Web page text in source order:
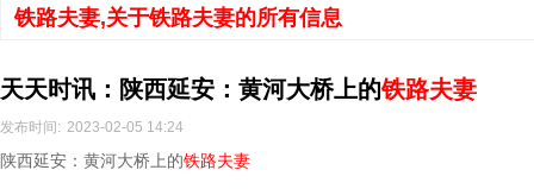
铁路夫妻,关于铁路夫妻的所有信息
天天时讯：陕西延安：黄河大桥上的铁路夫妻
发布时间: 2023-02-05 14:24
陕西延安：黄河大桥上的铁路夫妻